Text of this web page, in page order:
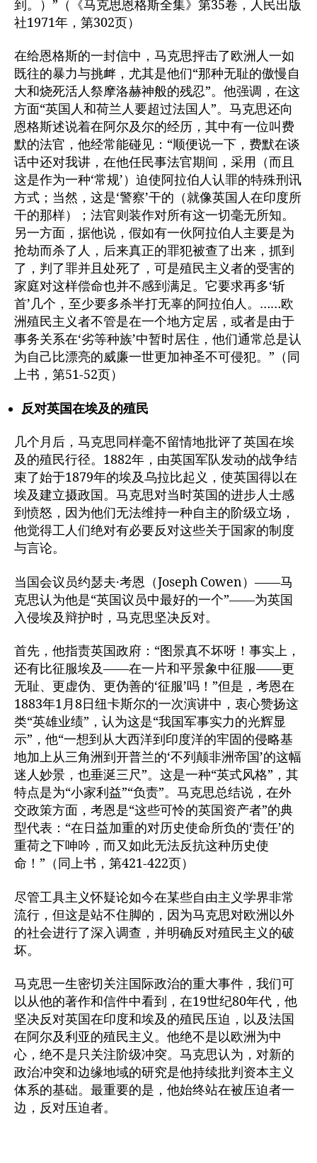
到。）”（《马克思恩格斯全集》第35卷，人民出版
社1971年，第302页）
在给恩格斯的一封信中，马克思抨击了欧洲人一如
既往的暴力与挑衅，尤其是他们“那种无耻的傲慢自
大和烧死活人祭摩洛赫神般的残忍”。他强调，在这
方面“英国人和荷兰人要超过法国人”。马克思还向
恩格斯述说着在阿尔及尔的经历，其中有一位叫费
默的法官，他经常能碰见：“顺便说一下，费默在谈
话中还对我讲，在他任民事法官期间，采用（而且
这是作为一种‘常规’）迫使阿拉伯人认罪的特殊刑讯
方式；当然，这是‘警察’干的（就像英国人在印度所
干的那样）；法官则装作对所有这一切毫无所知。
另一方面，据他说，假如有一伙阿拉伯人主要是为
抢劫而杀了人，后来真正的罪犯被查了出来，抓到
了，判了罪并且处死了，可是殖民主义者的受害的
家庭对这样偿命也并不感到满足。它要求再多‘斩
首’几个，至少要多杀半打无辜的阿拉伯人。……欧
洲殖民主义者不管是在一个地方定居，或者是由于
事务关系在‘劣等种族’中暂时居住，他们通常总是认
为自己比漂亮的威廉一世更加神圣不可侵犯。”（同
上书，第51-52页）
反对英国在埃及的殖民
几个月后，马克思同样毫不留情地批评了英国在埃
及的殖民行径。1882年，由英国军队发动的战争结
束了始于1879年的埃及乌拉比起义，使英国得以在
埃及建立摄政国。马克思对当时英国的进步人士感
到愤怒，因为他们无法维持一种自主的阶级立场，
他觉得工人们绝对有必要反对这些关于国家的制度
与言论。
当国会议员约瑟夫·考恩（Joseph Cowen）——马
克思认为他是“英国议员中最好的一个”——为英国
入侵埃及辩护时，马克思坚决反对。
首先，他指责英国政府：“图景真不坏呀！事实上，
还有比征服埃及——在一片和平景象中征服——更
无耻、更虚伪、更伪善的‘征服’吗！”但是，考恩在
1883年1月8日纽卡斯尔的一次演讲中，衷心赞扬这
类“英雄业绩”，认为这是“我国军事实力的光辉显
示”，他“一想到从大西洋到印度洋的牢固的侵略基
地加上从三角洲到开普兰的‘不列颠非洲帝国’的这幅
迷人妙景，也垂涎三尺”。这是一种“英式风格”，其
特点是为“小家利益”“负责”。马克思总结说，在外
交政策方面，考恩是“这些可怜的英国资产者”的典
型代表：“在日益加重的对历史使命所负的‘责任’的
重荷之下呻吟，而又如此无法反抗这种历史使
命！”（同上书，第421-422页）
尽管工具主义怀疑论如今在某些自由主义学界非常
流行，但这是站不住脚的，因为马克思对欧洲以外
的社会进行了深入调查，并明确反对殖民主义的破
坏。
马克思一生密切关注国际政治的重大事件，我们可
以从他的著作和信件中看到，在19世纪80年代，他
坚决反对英国在印度和埃及的殖民压迫，以及法国
在阿尔及利亚的殖民主义。他绝不是以欧洲为中
心，绝不是只关注阶级冲突。马克思认为，对新的
政治冲突和边缘地域的研究是他持续批判资本主义
体系的基础。最重要的是，他始终站在被压迫者一
边，反对压迫者。